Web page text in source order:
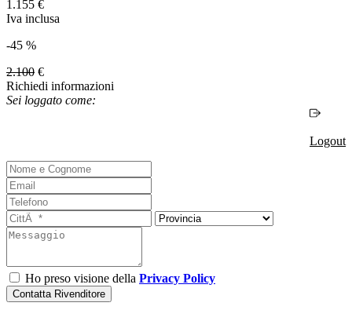
1.155 €
Iva inclusa
-45 %
2.100 €
Richiedi informazioni
Sei loggato come:
Logout
Ho preso visione della Privacy Policy
Contatta Rivenditore